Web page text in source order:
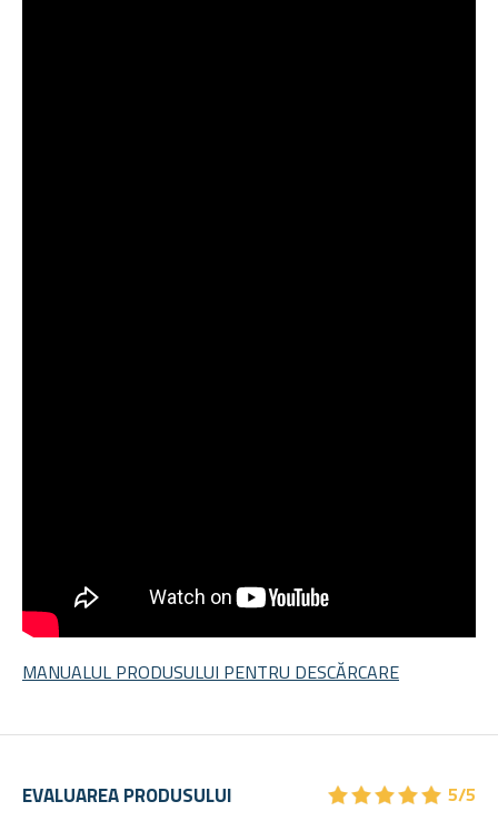
MANUALUL PRODUSULUI PENTRU DESCĂRCARE
EVALUAREA PRODUSULUI ★★★★★
★★★★★ 5/5